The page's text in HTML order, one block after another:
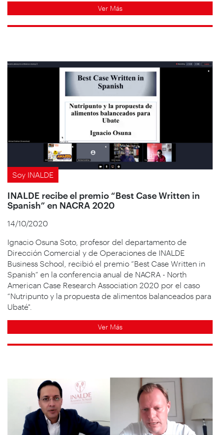
Ver Más
Soy INALDE
INALDE recibe el premio “Best Case Written in
Spanish” en NACRA 2020
14/10/2020
Ignacio Osuna Soto, profesor del departamento de
Dirección Comercial y de Operaciones de INALDE
Business School, recibió el premio “Best Case Written in
Spanish” en la conferencia anual de NACRA - North
American Case Research Association 2020 por el caso
“Nutripunto y la propuesta de alimentos balanceados para
Ubaté".
Ver Más